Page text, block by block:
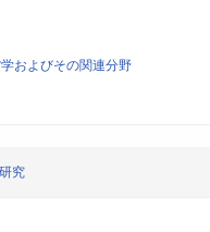
およびその関連分野
究